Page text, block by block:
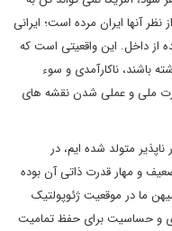
آنها ایران مرده است؛ ایرانی
از داخل. این واقعیتی است که
باشند، ناکارآمدی و سوء
ملی و عملی شدن نقشه های
متولد شده ایم، در
و مهار قدرت ذاتی آن بوده
ما در موقعیت ژئوپولتیک
و حساسیت برای حفظ تمامیت